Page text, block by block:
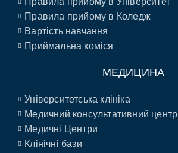
Правила прийому в Коледж
Вартість навчання
Приймальна коміся
МЕДИЦИНА
Університетська клініка
Медичний консультативний центр
Медичні Центри
Клінічні бази